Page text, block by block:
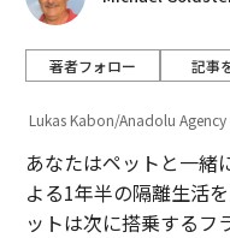
著者フォロー 記事
Lukas Kabon/Anadolu
あなたはペットと一緒
よる1年半の隔離生活
ットは次に搭乗するフ